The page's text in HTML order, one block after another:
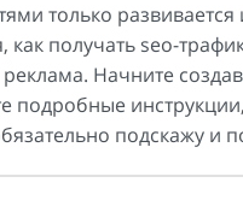
только развивается
получать seo-
Начните
подробные инструкции,
подскажу и